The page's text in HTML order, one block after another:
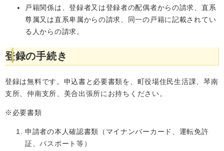
戸籍関係は、登録者又は登録者の配偶者からの請求、直系
尊属又は直系卑属からの請求、同一の戸籍に記載されてい
る人からの請求。
登録の手続き
登録は無料です。申込書と必要書類を、町役場住民生活課、琴南
支所、仲南支所、美合出張所にお持ちください。
※必要書類
申請者の本人確認書類（マイナンバーカード、運転免許
証、パスポート等）